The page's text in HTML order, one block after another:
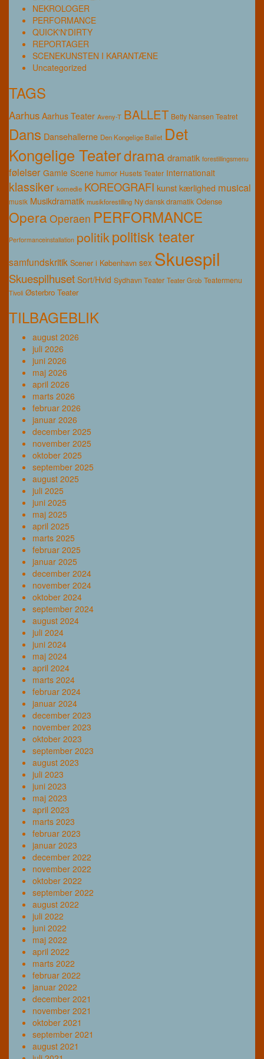
NEKROLOGER
PERFORMANCE
QUICK'N'DIRTY
REPORTAGER
SCENEKUNSTEN I KARANTÆNE
Uncategorized
TAGS
Aarhus Aarhus Teater Aveny-T BALLET Betty Nansen Teatret
Dans Dansehallerne Den Kongelige Ballet Det
Kongelige Teaterdrama dramatik forestillingsmenu
følelser Gamle Scene humor Husets Teater Internationalt
klassiker komedie KOREOGRAFI kunst kærlighed musical
musik Musikdramatik musikforestilling Ny dansk dramatik Odense
Opera Operaen PERFORMANCE
Performanceinstallation politikpolitisk teater
samfundskritik Scener i København sex Skuespil
Skuespilhuset Sort/Hvid Sydhavn Teater Teater Grob Teatermenu
Tivoli Østerbro Teater
TILBAGEBLIK
august 2026
juli 2026
juni 2026
maj 2026
april 2026
marts 2026
februar 2026
januar 2026
december 2025
november 2025
oktober 2025
september 2025
august 2025
juli 2025
juni 2025
maj 2025
april 2025
marts 2025
februar 2025
januar 2025
december 2024
november 2024
oktober 2024
september 2024
august 2024
juli 2024
juni 2024
maj 2024
april 2024
marts 2024
februar 2024
januar 2024
december 2023
november 2023
oktober 2023
september 2023
august 2023
juli 2023
juni 2023
maj 2023
april 2023
marts 2023
februar 2023
januar 2023
december 2022
november 2022
oktober 2022
september 2022
august 2022
juli 2022
juni 2022
maj 2022
april 2022
marts 2022
februar 2022
januar 2022
december 2021
november 2021
oktober 2021
september 2021
august 2021